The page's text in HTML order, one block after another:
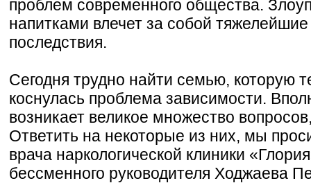
проблем современного общества.
напитками влечет за собой
последствия.
Сегодня трудно найти семью, которую
коснулась проблема зависимости.
возникает великое множество
Ответить на некоторые из них, мы
врача наркологической клиники
бессменного руководителя Ходжаева